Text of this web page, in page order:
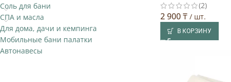
Соль для бани
СПА и масла
Для дома, дачи и кемпинга
Мобильные бани палатки
Автонавесы
(2)
2 900₸/ шт.
В КОРЗИНУ